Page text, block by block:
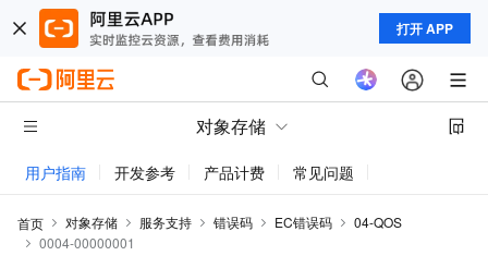
打开 APP
对象存储
用户指南 开发参考 产品计费 常见问题
首页 对象存储 服务支持 错误码 EC错误码
04-QOS
0004-00000001